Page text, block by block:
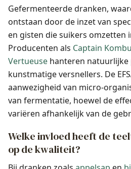
Gefermenteerde dranken,
ontstaan door de inzet van
en gisten die suikers omzetten
Producenten als Captain
Vertueuse hanteren natuurlijke
kunstmatige versnellers. De
aanwezigheid van micro-
van fermentatie, hoewel de
variëren afhankelijk van de
Welke invloed heeft de
op de kwaliteit?